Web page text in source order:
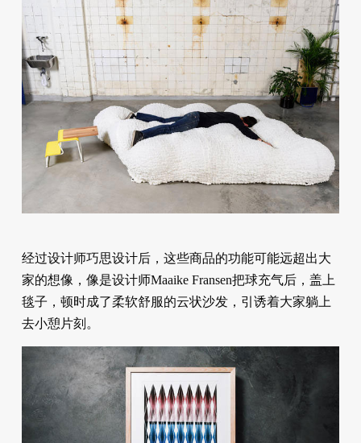
经过设计师巧思设计后，这些商品的功能可能远超出大
家的想像，像是设计师Maaike Fransen把球充气后，盖上
毯子，顿时成了柔软舒服的云状沙发，引诱着大家躺上
去小憩片刻。